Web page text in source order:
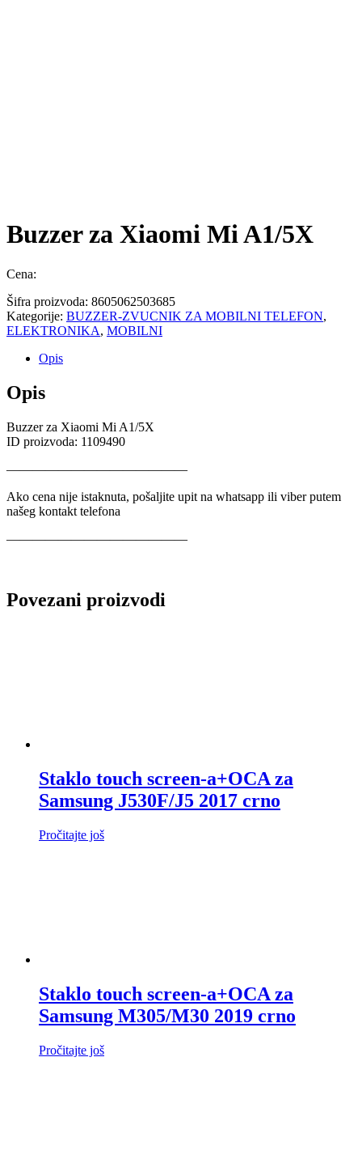
Buzzer za Xiaomi Mi A1/5X
Cena:
Šifra proizvoda: 8605062503685
Kategorije: BUZZER-ZVUCNIK ZA MOBILNI TELEFON,
ELEKTRONIKA, MOBILNI
Opis
Opis
Buzzer za Xiaomi Mi A1/5X
ID proizvoda: 1109490
——————————————
Ako cena nije istaknuta, pošaljite upit na whatsapp ili viber putem
našeg kontakt telefona
——————————————
Povezani proizvodi
Staklo touch screen-a+OCA za
Samsung J530F/J5 2017 crno
Pročitajte još
Staklo touch screen-a+OCA za
Samsung M305/M30 2019 crno
Pročitajte još